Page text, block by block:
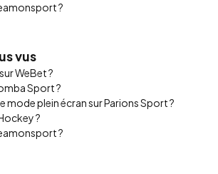
?
vus
WeBet ?
Sport ?
mode plein écran sur Parions Sport ?
?
?